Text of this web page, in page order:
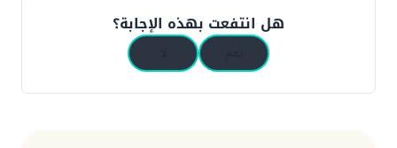
هل انتفعت بهذه الإجابة؟